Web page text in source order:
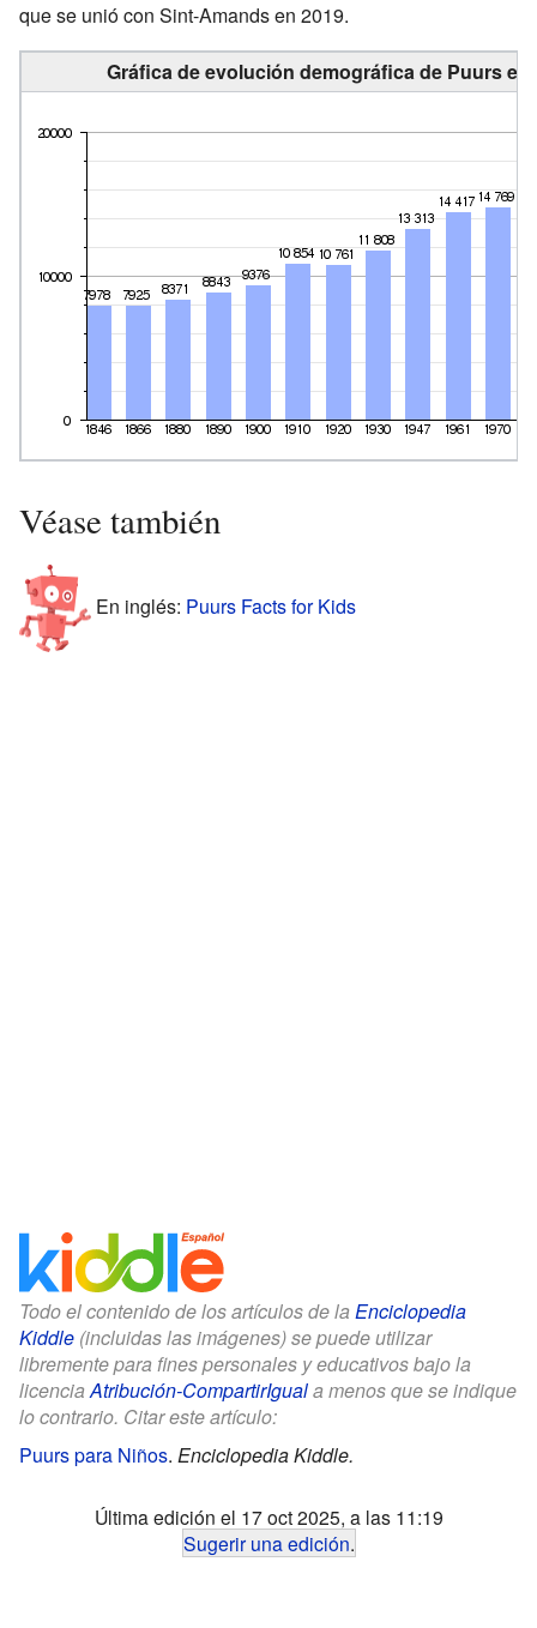
que se unió con Sint-Amands en 2019.
Gráfica de evolución demográfica de Puurs
Véase también
En inglés: Puurs Facts for Kids
Todo el contenido de los artículos de la Enciclopedia
Kiddle (incluidas las imágenes) se puede utilizar
libremente para fines personales y educativos bajo la
licenciaAtribución-CompartirIguala menos que se indique
lo contrario. Citar este artículo:
Puurs para Niños. Enciclopedia Kiddle.
Última edición el 17 oct 2025, a las 11:19
Sugerir una edición.